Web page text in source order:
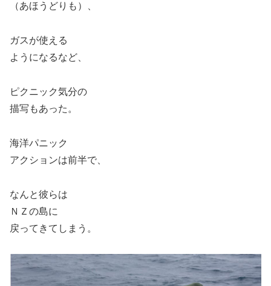
（あほうどりも）、
ガスが使える
ようになるなど、
ピクニック気分の
描写もあった。
海洋パニック
アクションは前半で、
なんと彼らは
ＮＺの島に
戻ってきてしまう。